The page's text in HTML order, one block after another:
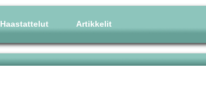
Haastattelut Artikkelit